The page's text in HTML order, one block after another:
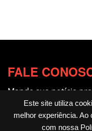
Este site utiliza
melhor experiência.
com nossa
FALE
Mande sua notícia
Políticas de